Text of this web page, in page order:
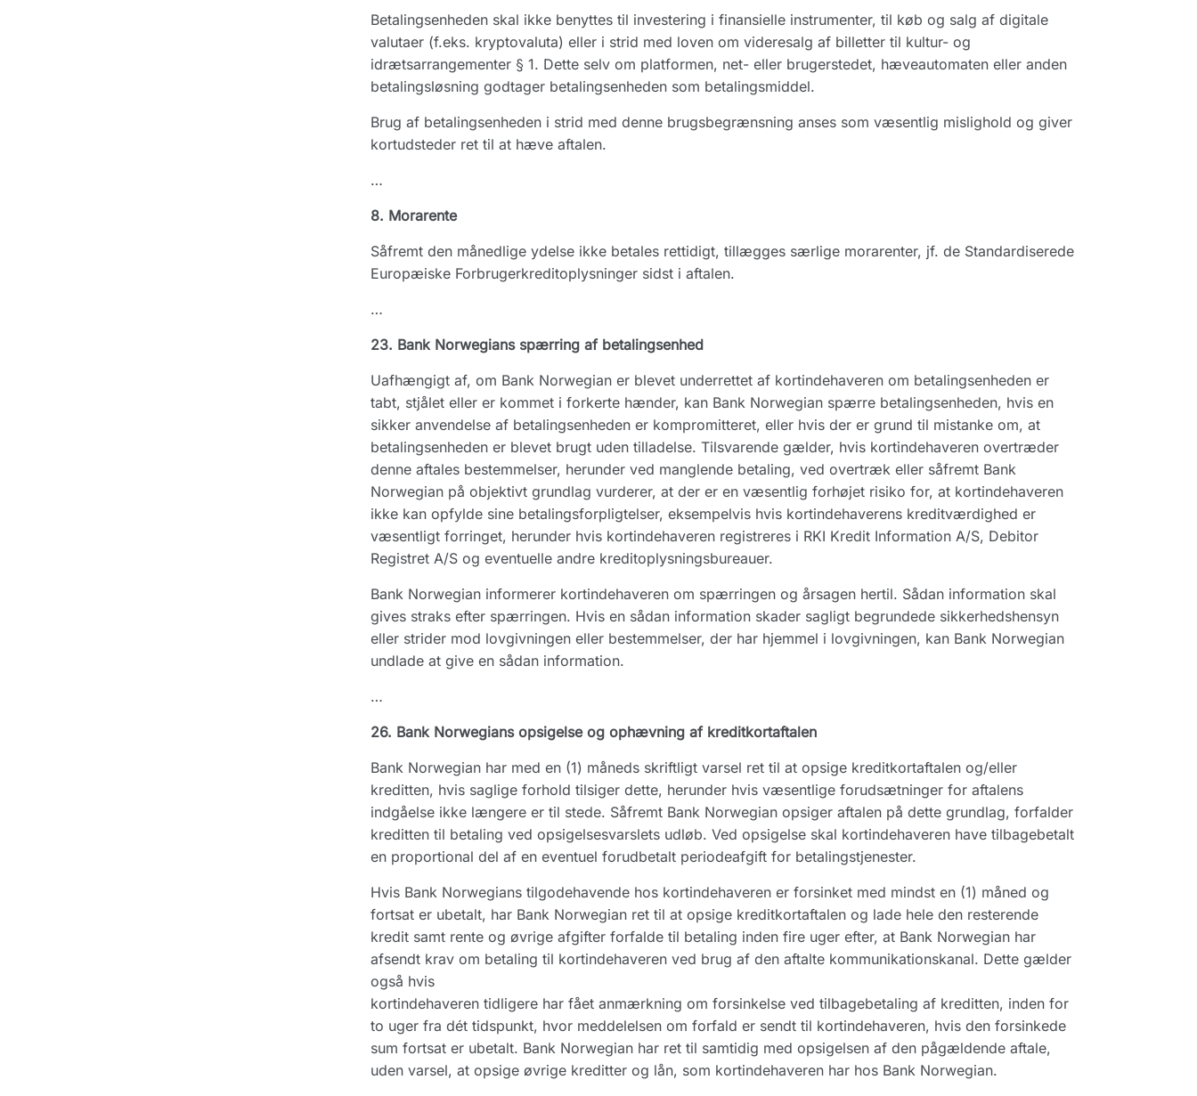
Betalingsenheden skal ikke benyttes til investering i finansielle instrumenter, til køb og salg af digitale
valutaer (f.eks. kryptovaluta) eller i strid med loven om videresalg af billetter til kultur- og
idrætsarrangementer § 1. Dette selv om platformen, net- eller brugerstedet, hæveautomaten eller anden
betalingsløsning godtager betalingsenheden som betalingsmiddel.
Brug af betalingsenheden i strid med denne brugsbegrænsning anses som væsentlig mislighold og giver
kortudsteder ret til at hæve aftalen.
…
8. Morarente
Såfremt den månedlige ydelse ikke betales rettidigt, tillægges særlige morarenter, jf. de Standardiserede
Europæiske Forbrugerkreditoplysninger sidst i aftalen.
…
23. Bank Norwegians spærring af betalingsenhed
Uafhængigt af, om Bank Norwegian er blevet underrettet af kortindehaveren om betalingsenheden er
tabt, stjålet eller er kommet i forkerte hænder, kan Bank Norwegian spærre betalingsenheden, hvis en
sikker anvendelse af betalingsenheden er kompromitteret, eller hvis der er grund til mistanke om, at
betalingsenheden er blevet brugt uden tilladelse. Tilsvarende gælder, hvis kortindehaveren overtræder
denne aftales bestemmelser, herunder ved manglende betaling, ved overtræk eller såfremt Bank
Norwegian på objektivt grundlag vurderer, at der er en væsentlig forhøjet risiko for, at kortindehaveren
ikke kan opfylde sine betalingsforpligtelser, eksempelvis hvis kortindehaverens kreditværdighed er
væsentligt forringet, herunder hvis kortindehaveren registreres i RKI Kredit Information A/S, Debitor
Registret A/S og eventuelle andre kreditoplysningsbureauer.
Bank Norwegian informerer kortindehaveren om spærringen og årsagen hertil. Sådan information skal
gives straks efter spærringen. Hvis en sådan information skader sagligt begrundede sikkerhedshensyn
eller strider mod lovgivningen eller bestemmelser, der har hjemmel i lovgivningen, kan Bank Norwegian
undlade at give en sådan information.
…
26. Bank Norwegians opsigelse og ophævning af kreditkortaftalen
Bank Norwegian har med en (1) måneds skriftligt varsel ret til at opsige kreditkortaftalen og/eller
kreditten, hvis saglige forhold tilsiger dette, herunder hvis væsentlige forudsætninger for aftalens
indgåelse ikke længere er til stede. Såfremt Bank Norwegian opsiger aftalen på dette grundlag, forfalder
kreditten til betaling ved opsigelsesvarslets udløb. Ved opsigelse skal kortindehaveren have tilbagebetalt
en proportional del af en eventuel forudbetalt periodeafgift for betalingstjenester.
Hvis Bank Norwegians tilgodehavende hos kortindehaveren er forsinket med mindst en (1) måned og
fortsat er ubetalt, har Bank Norwegian ret til at opsige kreditkortaftalen og lade hele den resterende
kredit samt rente og øvrige afgifter forfalde til betaling inden fire uger efter, at Bank Norwegian har
afsendt krav om betaling til kortindehaveren ved brug af den aftalte kommunikationskanal. Dette gælder
også hvis
kortindehaveren tidligere har fået anmærkning om forsinkelse ved tilbagebetaling af kreditten, inden for
to uger fra dét tidspunkt, hvor meddelelsen om forfald er sendt til kortindehaveren, hvis den forsinkede
sum fortsat er ubetalt. Bank Norwegian har ret til samtidig med opsigelsen af den pågældende aftale,
uden varsel, at opsige øvrige kreditter og lån, som kortindehaveren har hos Bank Norwegian.